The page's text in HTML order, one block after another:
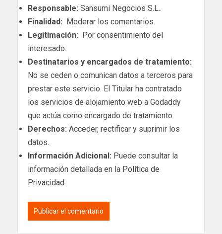
Responsable: Sansumi Negocios S.L..
Finalidad: Moderar los comentarios.
Legitimación: Por consentimiento del
interesado.
Destinatarios y encargados de tratamiento:
No se ceden o comunican datos a terceros para
prestar este servicio. El Titular ha contratado
los servicios de alojamiento web a Godaddy
que actúa como encargado de tratamiento.
Derechos: Acceder, rectificar y suprimir los
datos.
Información Adicional: Puede consultar la
información detallada en la Política de
Privacidad.